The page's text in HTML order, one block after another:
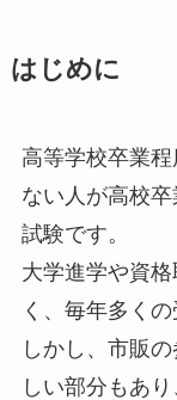
はじめに
高等学校卒業
ない人が高校
試験です。
大学進学や資
く、毎年多く
しかし、市販
しい部分もあり